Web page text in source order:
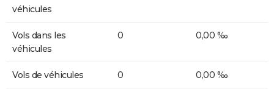
véhicules
Vols dans les
véhicules
0 0,00 ‰
Vols de véhicules 0 0,00 ‰